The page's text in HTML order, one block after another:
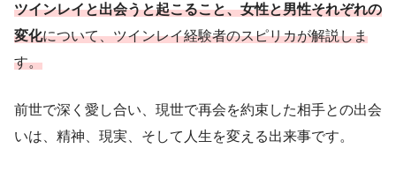
ツインレイと出会うと起こること、女性と男性それぞれの
変化について、ツインレイ経験者のスピリカが解説しま
す。
前世で深く愛し合い、現世で再会を約束した相手との出会
いは、精神、現実、そして人生を変える出来事です。